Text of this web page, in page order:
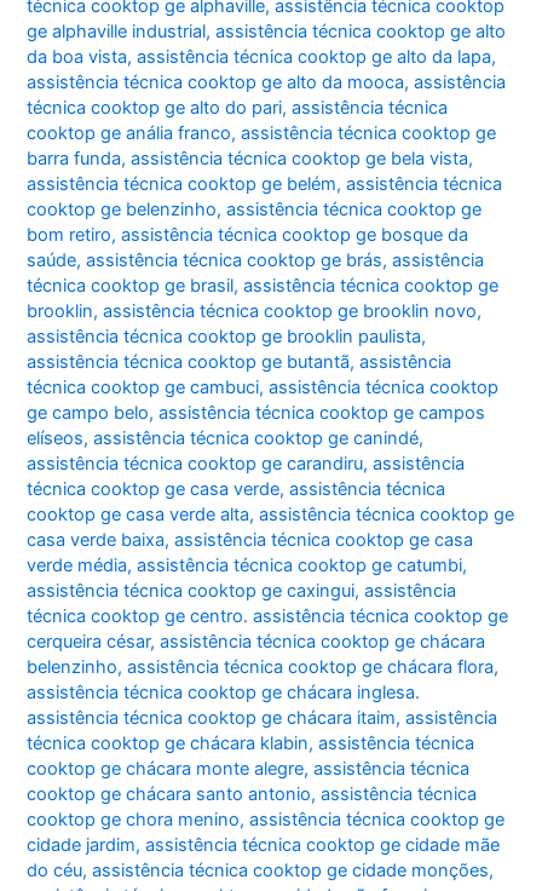
técnica cooktop ge alphaville,assistência técnica cooktop
ge alphaville industrial,assistência técnica cooktop ge alto
da boa vista,assistência técnica cooktop ge alto da lapa,
assistência técnica cooktop ge alto da mooca,assistência
técnica cooktop ge alto do pari,assistência técnica
cooktop ge anália franco,assistência técnica cooktop ge
barra funda,assistência técnica cooktop ge bela vista,
assistência técnica cooktop ge belém,assistência técnica
cooktop ge belenzinho,assistência técnica cooktop ge
bom retiro,assistência técnica cooktop ge bosque da
saúde,assistência técnica cooktop ge brás,assistência
técnica cooktop ge brasil,assistência técnica cooktop ge
brooklin,assistência técnica cooktop ge brooklin novo,
assistência técnica cooktop ge brooklin paulista,
assistência técnica cooktop ge butantã,assistência
técnica cooktop ge cambuci,assistência técnica cooktop
ge campo belo,assistência técnica cooktop ge campos
elíseos,assistência técnica cooktop ge canindé,
assistência técnica cooktop ge carandiru,assistência
técnica cooktop ge casa verde,assistência técnica
cooktop ge casa verde alta,assistência técnica cooktop ge
casa verde baixa,assistência técnica cooktop ge casa
verde média,assistência técnica cooktop ge catumbi,
assistência técnica cooktop ge caxingui,assistência
técnica cooktop ge centro. assistência técnica cooktop ge
cerqueira césar,assistência técnica cooktop ge chácara
belenzinho,assistência técnica cooktop ge chácara flora,
assistência técnica cooktop ge chácara inglesa.
assistência técnica cooktop ge chácara itaim,assistência
técnica cooktop ge chácara klabin,assistência técnica
cooktop ge chácara monte alegre,assistência técnica
cooktop ge chácara santo antonio,assistência técnica
cooktop ge chora menino,assistência técnica cooktop ge
cidade jardim,assistência técnica cooktop ge cidade mãe
do céu,assistência técnica cooktop ge cidade monções,